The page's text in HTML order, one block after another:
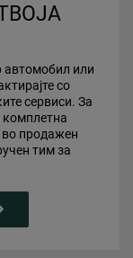
автомобил или
со
сервиси. За
во продажен
тим за